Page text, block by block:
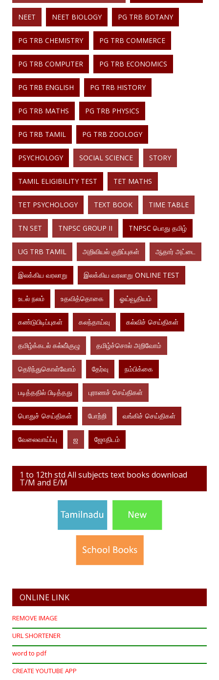
NEET NEET BIOLOGY PG TRB BOTANY
PG TRB CHEMISTRY PG TRB COMMERCE
PG TRB COMPUTER PG TRB ECONOMICS
PG TRB ENGLISH PG TRB HISTORY
PG TRB MATHS PG TRB PHYSICS
PG TRB TAMIL PG TRB ZOOLOGY
PSYCHOLOGY SOCIAL SCIENCE STORY
TAMIL ELIGIBILITY TEST TET MATHS
TET PSYCHOLOGY TEXT BOOK TIME TABLE
TN SET TNPSC GROUP II TNPSC பொது தமிழ்
UG TRB TAMIL அறிவியல் குறிப்புகள் ஆதார் அட்டை
இலக்கிய வரலாறு இலக்கிய வரலாறு ONLINE TEST
உடல் நலம் உதவித்தொகை ஓய்வூதியம்
கண்டுபிடிப்புகள் கலந்தாய்வு கல்விச் செய்திகள்
தமிழ்க்கடல் கல்வி்குழு தமிழ்ச்சொல் அறிவோம்
தெரிந்துகொள்வோம் தேர்வு நம்பிக்கை
படித்ததில் பிடித்தது புராணச் செய்திகள்
பொதுச் செய்திகள் போற்றி வங்கிச் செய்திகள்
வேலைவாய்ப்பு ஜ ஜோதிடம்
1 to 12th std All subjects text books download
T/M and E/M
ONLINE LINK
REMOVE IMAGE
URL SHORTENER
word to pdf
CREATE YOUTUBE APP